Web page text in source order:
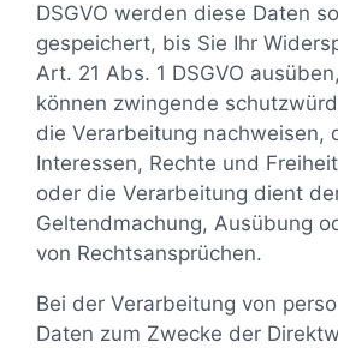
DSGVO werden diese Daten
gespeichert, bis Sie Ihr
Art. 21 Abs. 1 DSGVO
können zwingende
die Verarbeitung nachweisen,
Interessen, Rechte und
oder die Verarbeitung dient
Geltendmachung, Ausübung
von Rechtsansprüchen.
Bei der Verarbeitung von
Daten zum Zwecke der